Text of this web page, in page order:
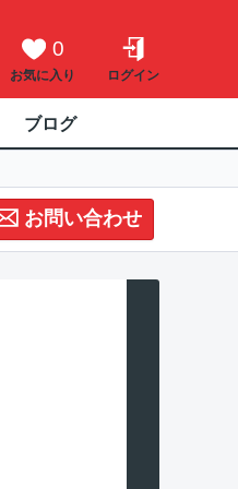
0
お気に入り ログイン
ブログ
お問い合わせ